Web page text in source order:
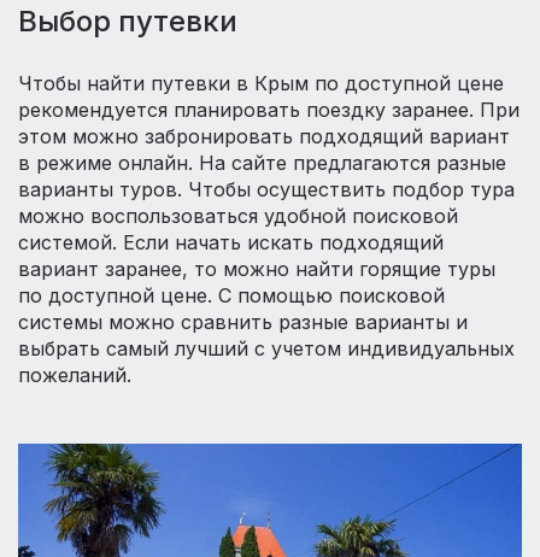
Выбор путевки
Чтобы найти путевки в Крым по доступной цене
рекомендуется планировать поездку заранее. При
этом можно забронировать подходящий вариант
в режиме онлайн. На сайте предлагаются разные
варианты туров. Чтобы осуществить подбор тура
можно воспользоваться удобной поисковой
системой. Если начать искать подходящий
вариант заранее, то можно найти горящие туры
по доступной цене. С помощью поисковой
системы можно сравнить разные варианты и
выбрать самый лучший с учетом индивидуальных
пожеланий.